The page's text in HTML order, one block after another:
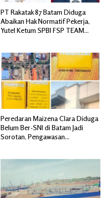
PT Rakatak 87 Batam Diduga
Abaikan Hak Normatif Pekerja,
Yutel Ketum SPBI FSP TEAM
Peredaran Maizena Clara Diduga
Belum Ber-SNI di Batam Jadi
Sorotan, Pengawasan